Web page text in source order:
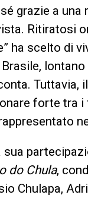
grazie a una
Ritiratosi
ha scelto di
Tuttavia,
forte tra
sua
do Chula,
Chulapa,